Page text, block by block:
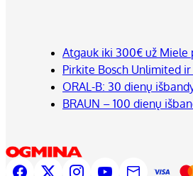
Atgauk iki 300€ už Miele
Pirkite Bosch Unlimited
ORAL-B: 30 dienų
BRAUN – 100 dienų